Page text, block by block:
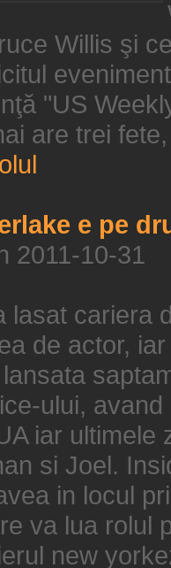
Willis şi
"US
are trei
e pe
2011-10-31
lasat cariera
de actor,
ului,
iar
si Joel.
in locul
va lua rolul
new